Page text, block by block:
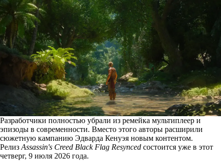
Разработчики полностью убрали из ремейка мультиплеер и
эпизоды в современности. Вместо этого авторы расширили
сюжетную кампанию Эдварда Кенуэя новым контентом.
Релиз Assassin's Creed Black Flag Resynced состоится уже в этот
четверг, 9 июля 2026 года.